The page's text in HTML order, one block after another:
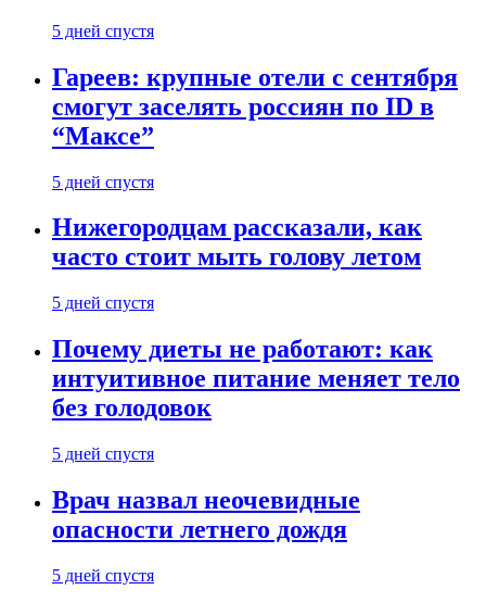
5 дней спустя
Гареев: крупные отели с сентября
смогут заселять россиян по ID в
“Максе”
5 дней спустя
Нижегородцам рассказали, как
часто стоит мыть голову летом
5 дней спустя
Почему диеты не работают: как
интуитивное питание меняет тело
без голодовок
5 дней спустя
Врач назвал неочевидные
опасности летнего дождя
5 дней спустя